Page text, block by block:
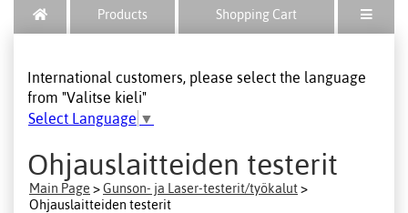
Products Shopping Cart
International customers, please select the language
from "Valitse kieli"
Select Language ▼
Ohjauslaitteiden testerit
Main Page >Gunson- ja Laser-testerit/työkalut>
Ohjauslaitteiden testerit